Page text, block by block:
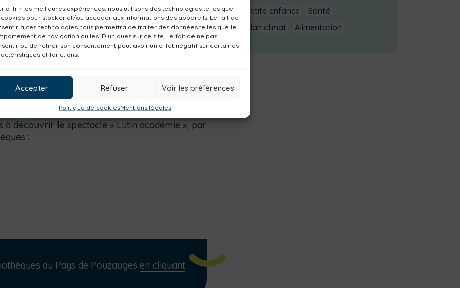
offrir les meilleures expériences, nous utilisons des technologies telles que
pour stocker et/ou accéder aux informations des appareils. Le fait de
à ces technologies nous permettra de traiter des données telles que le
de navigation ou les ID uniques sur ce site. Le fait de ne pas
ou de retirer son consentement peut avoir un effet négatif sur certaines
et fonctions.
Accepter Refuser Voir les préférences
Politique de cookiesMentions légales
découvrir le spectacle « Lutin académie », par
:
du Pays de Pouzauges en cliquant
Petite enfance
Santé
Plan climat
Alimentation